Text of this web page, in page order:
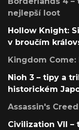
nejlepší loot
Hollow Knight:
v broučím
Kingdom
Nioh 3 – tipy a
historickém
Assassin's
Civilization VII –